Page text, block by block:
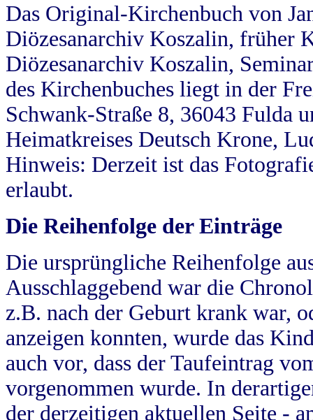
Das Original-Kirchenbuch von
Diözesanarchiv Koszalin, früher
Diözesanarchiv Koszalin,
des Kirchenbuches liegt in der
Schwank-Straße 8, 36043 Fulda
Heimatkreises Deutsch Krone,
Hinweis: Derzeit ist das
erlaubt.
Die Reihenfolge der Einträge
Die ursprüngliche Reihenfolge
Ausschlaggebend war die
z.B. nach der Geburt krank war,
anzeigen konnten, wurde das
auch vor, dass der Taufeintrag
vorgenommen wurde. In
der derzeitigen aktuellen Seite -